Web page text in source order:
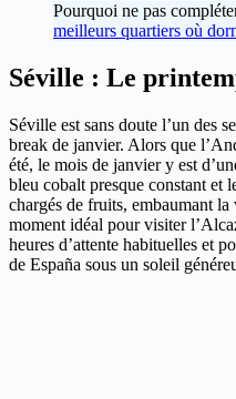
Pourquoi ne pas
meilleurs quartiers où
Séville : Le
Séville est sans doute l’un des
break de janvier. Alors que
été, le mois de janvier y est
bleu cobalt presque constant et
chargés de fruits, embaumant
moment idéal pour visiter
heures d’attente habituelles et
de España sous un soleil